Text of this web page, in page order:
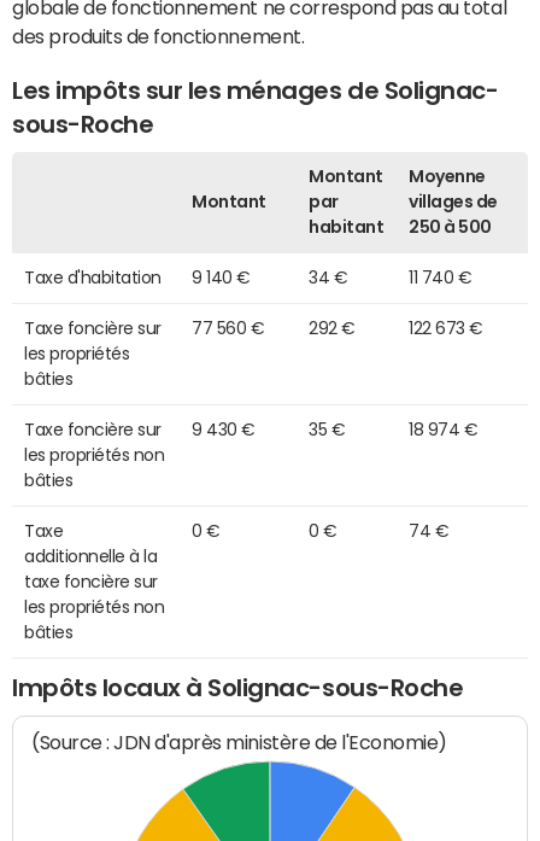
globale de fonctionnement ne correspond pas au total
des produits de fonctionnement.
Les impôts sur les ménages de Solignac-
sous-Roche
Montant
Montant
par
habitant
Moyenne
villages de
250 à 500
Taxe d'habitation 9 140 € 34 € 11 740 €
Taxe foncière sur
les propriétés
bâties
77 560 € 292 € 122 673 €
Taxe foncière sur
les propriétés non
bâties
9 430 € 35 € 18 974 €
Taxe
additionnelle à la
taxe foncière sur
les propriétés non
bâties
0 € 0 € 74 €
Impôts locaux à Solignac-sous-Roche
(Source : JDN d'après ministère de l'Economie)